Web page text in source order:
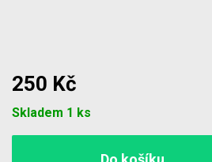
250 Kč
Skladem 1 ks